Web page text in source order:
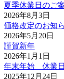
夏季休業日のご
2026年8月3日
価格改定のお知
2026年5月20日
謹賀新年
2026年1月1日
年末年始 休業
2025年12月24日